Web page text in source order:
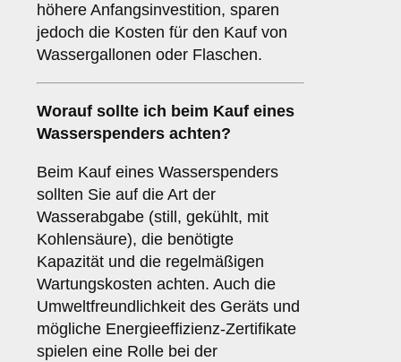
höhere Anfangsinvestition, sparen
jedoch die Kosten für den Kauf von
Wassergallonen oder Flaschen.
Worauf sollte ich beim Kauf eines
Wasserspenders achten?
Beim Kauf eines Wasserspenders
sollten Sie auf die Art der
Wasserabgabe (still, gekühlt, mit
Kohlensäure), die benötigte
Kapazität und die regelmäßigen
Wartungskosten achten. Auch die
Umweltfreundlichkeit des Geräts und
mögliche Energieeffizienz-Zertifikate
spielen eine Rolle bei der